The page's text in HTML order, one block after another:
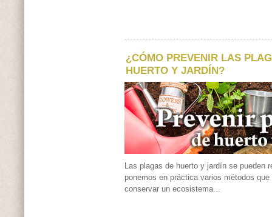
¿CÓMO PREVENIR LAS
HUERTO Y JARDÍN?
Las plagas de huerto y jardín se pueden
ponemos en práctica varios métodos
conservar un ecosistema...